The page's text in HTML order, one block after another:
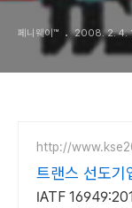
험한 길
페니웨이™ 2008. 2. 4.
http://
트랜스 선도기
IATF